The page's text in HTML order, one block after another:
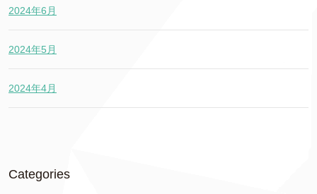
2024年6月
2024年5月
2024年4月
Categories